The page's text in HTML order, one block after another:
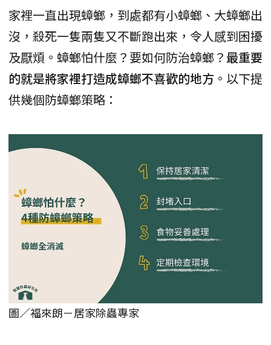
家裡一直出現蟑螂，到處都有小蟑螂、大蟑螂出
沒，殺死一隻兩隻又不斷跑出來，令人感到困擾
及厭煩。蟑螂怕什麼？要如何防治蟑螂？最重要
的就是將家裡打造成蟑螂不喜歡的地方 。以下提
供幾個防蟑螂策略：
圖／福來朗－居家除蟲專家